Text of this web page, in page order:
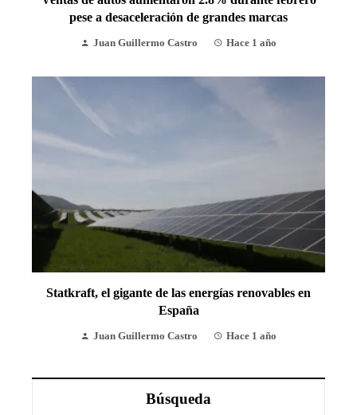
pese a desaceleración de grandes marcas
Juan Guillermo Castro Hace 1 año
Statkraft, el gigante de las energías renovables en
España
Juan Guillermo Castro Hace 1 año
Búsqueda